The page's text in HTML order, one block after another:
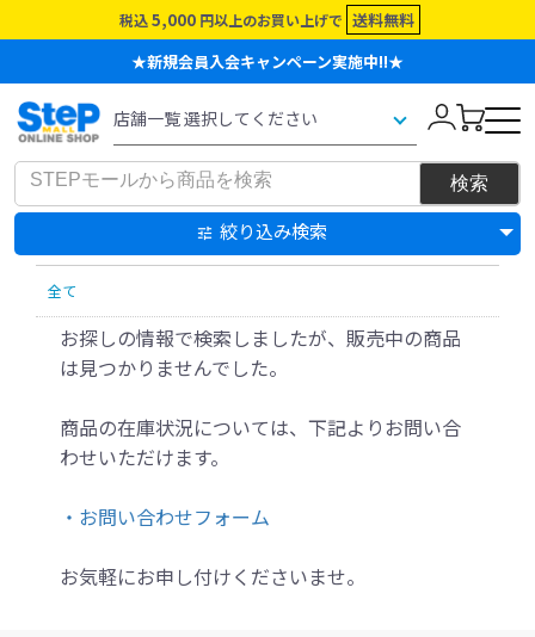
税込 5,000 円以上のお買い上げで 送料無料
★新規会員入会キャンペーン実施中!!★
絞り込み検索
全て
お探しの情報で検索しましたが、販売中の商品
は見つかりませんでした。
商品の在庫状況については、下記よりお問い合
わせいただけます。
・お問い合わせフォーム
お気軽にお申し付けくださいませ。